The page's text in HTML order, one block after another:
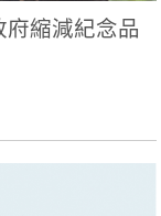
府縮減紀念品